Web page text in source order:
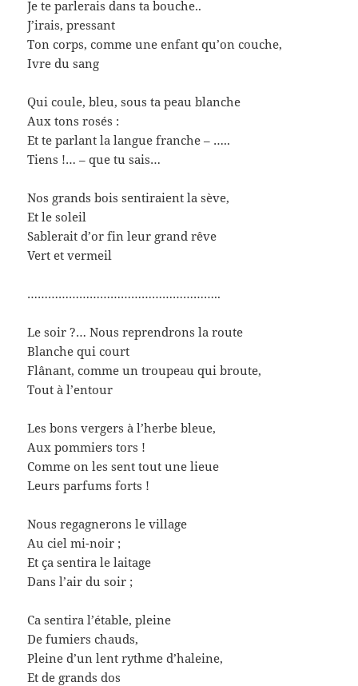
Je te parlerais dans ta bouche..
J’irais, pressant
Ton corps, comme une enfant qu’on couche,
Ivre du sang
Qui coule, bleu, sous ta peau blanche
Aux tons rosés :
Et te parlant la langue franche – …..
Tiens !… – que tu sais…
Nos grands bois sentiraient la sève,
Et le soleil
Sablerait d’or fin leur grand rêve
Vert et vermeil
………………………………………………..
Le soir ?… Nous reprendrons la route
Blanche qui court
Flânant, comme un troupeau qui broute,
Tout à l’entour
Les bons vergers à l’herbe bleue,
Aux pommiers tors !
Comme on les sent tout une lieue
Leurs parfums forts !
Nous regagnerons le village
Au ciel mi-noir ;
Et ça sentira le laitage
Dans l’air du soir ;
Ca sentira l’étable, pleine
De fumiers chauds,
Pleine d’un lent rythme d’haleine,
Et de grands dos